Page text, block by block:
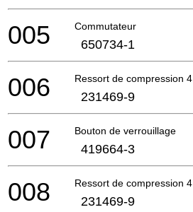
Commutateur
005 650734-1
Ressort de compression 4
006 231469-9
Bouton de verrouillage
007 419664-3
Ressort de compression 4
008 231469-9